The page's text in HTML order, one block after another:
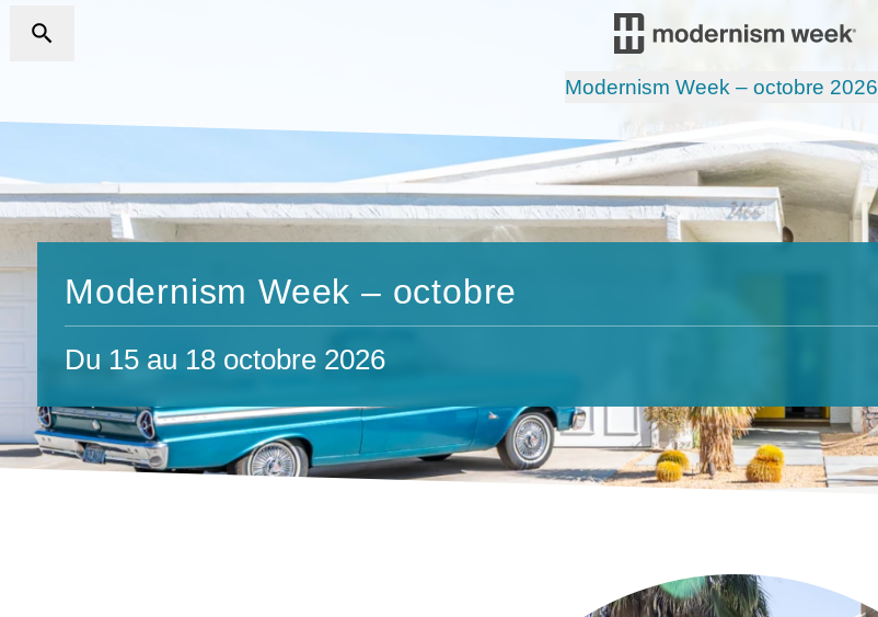
Modernism Week – octobre 2026
Modernism Week – octobre
Du 15 au 18 octobre 2026